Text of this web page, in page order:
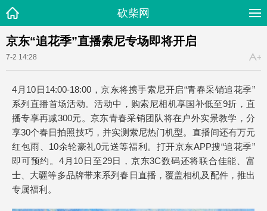
砍柴网
京东“追花季”直播索尼专场即将开启
7-2 14:28
4月10日14:00-18:00，京东将携手索尼开启“青春采销追花季”
系列直播首场活动。活动中，购索尼相机享国补低至9折，直
播专享再减300元。京东青春采销团队将在户外实景教学，分
享30个春日拍照技巧，并实测索尼热门机型。直播间还有万元
红包雨、10余轮豪礼0元送等福利。打开京东APP搜“追花季”
即可预约。4月10日至29日，京东3C数码还将联合佳能、富
士、大疆等多品牌带来系列春日直播，覆盖相机及配件，推出
专属福利。